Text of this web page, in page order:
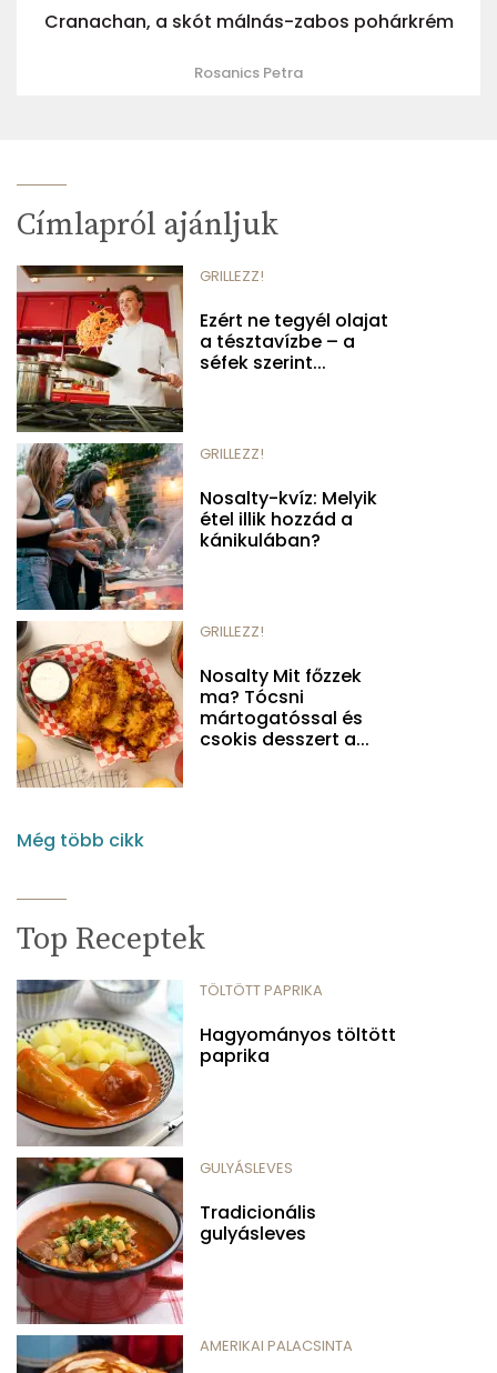
Cranachan, a skót málnás-zabos pohárkrém
Rosanics Petra
Címlapról ajánljuk
GRILLEZZ!
Ezért ne tegyél olajat
a tésztavízbe – a
séfek szerint...
GRILLEZZ!
Nosalty-kvíz: Melyik
étel illik hozzád a
kánikulában?
GRILLEZZ!
Nosalty Mit főzzek
ma? Tócsni
mártogatóssal és
csokis desszert a...
Még több cikk
Top Receptek
TÖLTÖTT PAPRIKA
Hagyományos töltött
paprika
GULYÁSLEVES
Tradicionális
gulyásleves
AMERIKAI PALACSINTA